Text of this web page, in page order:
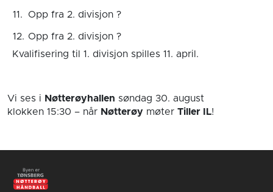
11. Opp fra 2. divisjon ?
12. Opp fra 2. divisjon ?
Kvalifisering til 1. divisjon spilles 11. april.
Vi ses i Nøtterøyhallen søndag 30. august
klokken 15:30 – når Nøtterøy møter Tiller IL!